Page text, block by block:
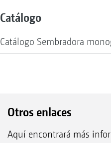
Catálogo
Catálogo Sembradora
Otros enlaces
Aquí encontrará más